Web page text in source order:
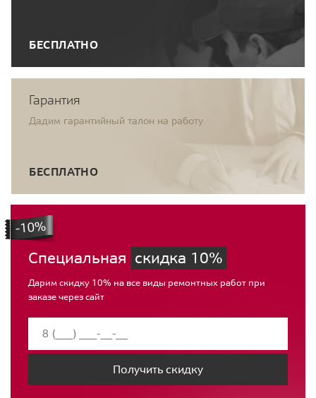
БЕСПЛАТНО
Гарантия
Дадим гарантийный талон на работу
БЕСПЛАТНО
Специальная скидка 10%
Дарим скидку 10% на все виды ремонтных работ при
заказе через сайт
Получить скидку